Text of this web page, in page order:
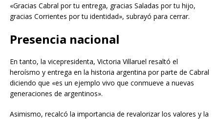
«Gracias Cabral por tu entrega, gracias Saladas por tu hijo,
gracias Corrientes por tu identidad», subrayó para cerrar.
Presencia nacional
En tanto, la vicepresidenta, Victoria Villaruel resaltó el
heroísmo y entrega en la historia argentina por parte de Cabral
diciendo que «es un ejemplo vivo que conmueve a nuevas
generaciones de argentinos».
Asimismo, recalcó la importancia de revalorizar los valores y la